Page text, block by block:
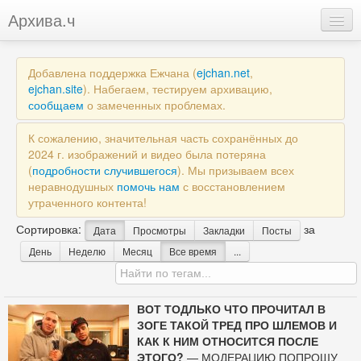
Архива.ч
Войти
Добавлена поддержка Ежчана (ejchan.net,
ejchan.site). Набегаем, тестируем архивацию,
сообщаем о замеченных проблемах.
К сожалению, значительная часть сохранённых до
2024 г. изображений и видео была потеряна
(подробности случившегося). Мы призываем всех
неравнодушных помочь нам с восстановлением
утраченного контента!
Сортировка:
Дата Просмотры Закладки Посты за
День Неделю Месяц Все время ...
ВОТ ТОДЛЬКО ЧТО ПРОЧИТАЛ В
ЗОГЕ ТАКОЙ ТРЕД ПРО ШЛЕМОВ И
КАК К НИМ ОТНОСИТСЯ ПОСЛЕ
ЭТОГО? — МОДЕРАЦИЮ ПОПРОШУ